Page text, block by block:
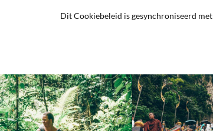
Dit Cookiebeleid is gesynchroniseerd met